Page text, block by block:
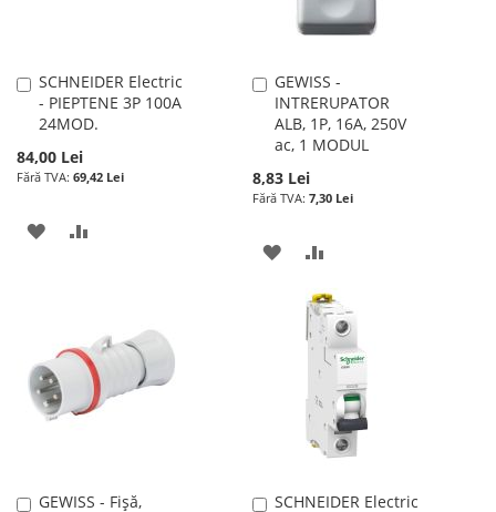
SCHNEIDER Electric
- PIEPTENE 3P 100A
24MOD.
84,00 Lei
69,42 Lei
Adauga
în
cos
ADAUGATI
DE
DORINTE
GEWISS -
INTRERUPATOR
ALB, 1P, 16A, 250V
ac, 1 MODUL
8,83 Lei
7,30 Lei
Adauga
în
cos
ADAUGATI
LISTA
DORINTE
PENTRU
COMPARARE
GEWISS - Fișă,
Adauga
SCHNEIDER Electric
Adauga